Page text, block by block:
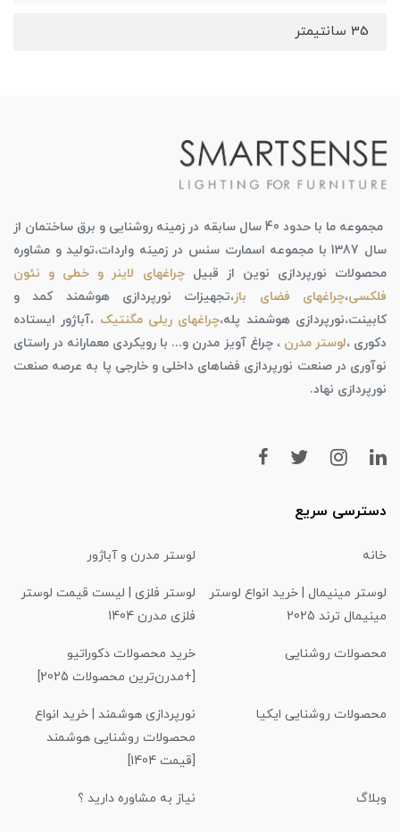
35 سانتیمتر
مجموعه ما با حدود 40 سال سابقه در زمینه روشنایی و برق ساختمان از
سال 1387 با مجموعه اسمارت سنس در زمینه واردات،تولید و مشاوره
محصولات نورپردازی نوین از قبیلچراغهای لاینر و خطی و نئون
فلکسی،چراغهای فضای باز،تجهیزات نورپردازی هوشمند کمد و
کابینت،نورپردازی هوشمند پله،چراغهای ریلی مگنتیک ،آباژور ایستاده
دکوری ،لوستر مدرن ، چراغ آویز مدرن و... با رویکردی معمارانه در راستای
نوآوری در صنعت نورپردازی فضاهای داخلی و خارجی پا به عرصه صنعت
نورپردازی نهاد.
دسترسی سریع
خانه لوستر مدرن و آباژور
لوستر مینیمال | خرید انواع لوستر
مینیمال ترند 2025
لوستر فلزی | لیست قیمت لوستر
فلزی مدرن 1404
محصولات روشنایی
خرید محصولات دکوراتیو
[+مدرن‌ترین محصولات 2025]
محصولات روشنایی ایکیا
نورپردازی هوشمند | خرید انواع
محصولات روشنایی هوشمند
[قیمت 1404]
وبلاگ نیاز به مشاوره دارید ؟